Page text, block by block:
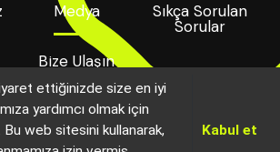
Medya Sıkça Sorulan
Sorular
Bize Ulaşın
ettiğinizde size en iyi
yardımcı olmak için
Bu web sitesini kullanarak,
Kabul et